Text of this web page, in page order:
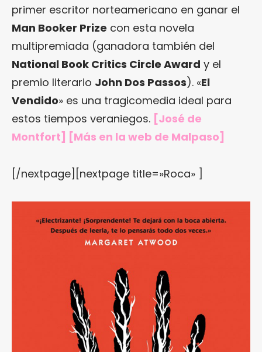
primer escritor norteamericano en ganar el
Man Booker Prize con esta novela
multipremiada (ganadora también del
National Book Critics Circle Award y el
premio literario John Dos Passos). «El
Vendido» es una tragicomedia ideal para
estos tiempos veraniegos. [José de
Montfort] [Más en la web de Malpaso]
[/nextpage][nextpage title=»Roca» ]